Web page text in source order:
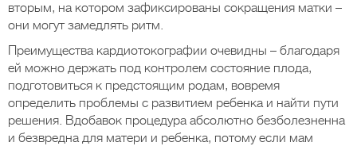
вторым, на котором зафиксированы сокращения матки –
они могут замедлять ритм.
Преимущества кардиотокографии очевидны – благодаря
ей можно держать под контролем состояние плода,
подготовиться к предстоящим родам, вовремя
определить проблемы с развитием ребенка и найти пути
решения. Вдобавок процедура абсолютно безболезненна
и безвредна для матери и ребенка, потому если мам